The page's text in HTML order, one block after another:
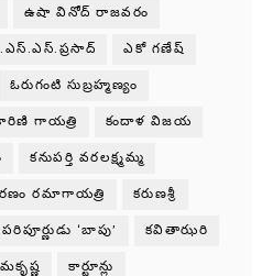
ఉషా వినోద్ రాజవరం
ఎకో గణేష్
ఓరుగంటి సుబ్రహ్మణ్యం
గాయత్రి కందాళ విజయ
కనుపర్తి వరలక్ష్మమ్మ
రమాగాయత్రి కరుణశ్రీ
‘బాపు’ కవితాఝరి
కార్టూన్లు